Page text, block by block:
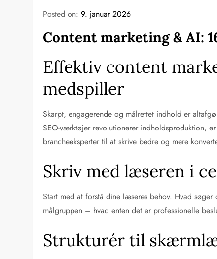
Posted on:9. januar 2026
Content marketing & AI:
Effektiv content
medspiller
Skarpt, engagerende og målrettet indhold er
SEO-værktøjer revolutionerer indholdsproduktion,
brancheeksperter til at skrive bedre og mere
Skriv med læseren i
Start med at forstå dine læseres behov. Hvad
målgruppen – hvad enten det er professionelle
Strukturér til